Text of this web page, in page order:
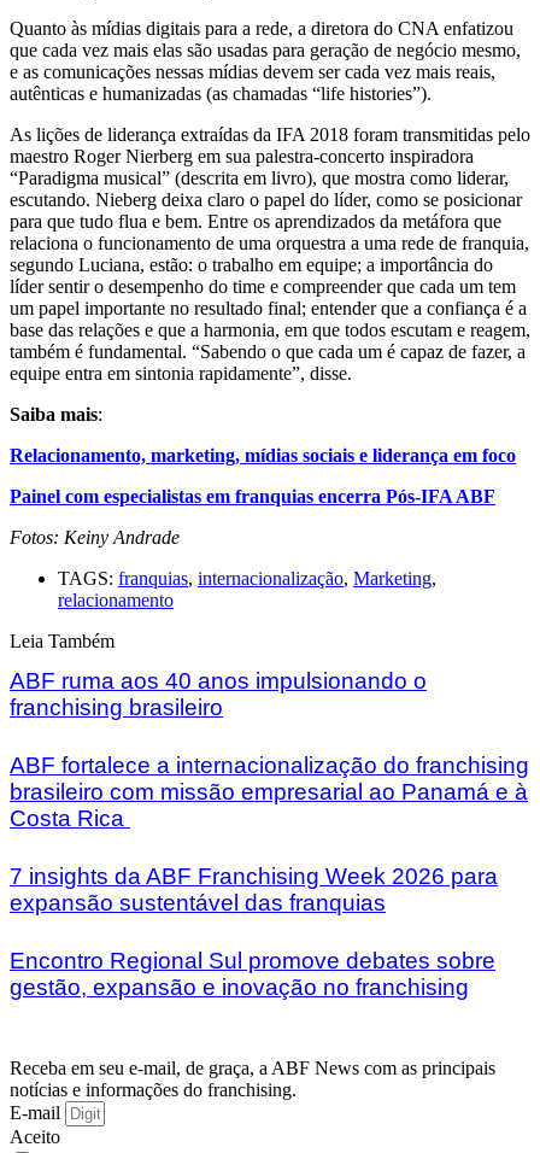
Quanto às mídias digitais para a rede, a diretora do CNA enfatizou
que cada vez mais elas são usadas para geração de negócio mesmo,
e as comunicações nessas mídias devem ser cada vez mais reais,
autênticas e humanizadas (as chamadas “life histories”).
As lições de liderança extraídas da IFA 2018 foram transmitidas pelo
maestro Roger Nierberg em sua palestra-concerto inspiradora
“Paradigma musical” (descrita em livro), que mostra como liderar,
escutando. Nieberg deixa claro o papel do líder, como se posicionar
para que tudo flua e bem. Entre os aprendizados da metáfora que
relaciona o funcionamento de uma orquestra a uma rede de franquia,
segundo Luciana, estão: o trabalho em equipe; a importância do
líder sentir o desempenho do time e compreender que cada um tem
um papel importante no resultado final; entender que a confiança é a
base das relações e que a harmonia, em que todos escutam e reagem,
também é fundamental. “Sabendo o que cada um é capaz de fazer, a
equipe entra em sintonia rapidamente”, disse.
Saiba mais:
Relacionamento, marketing, mídias sociais e liderança em foco
Painel com especialistas em franquias encerra Pós-IFA ABF
Fotos: Keiny Andrade
TAGS: franquias, internacionalização, Marketing,
relacionamento
Leia Também
ABF ruma aos 40 anos impulsionando o
franchising brasileiro
ABF fortalece a internacionalização do franchising
brasileiro com missão empresarial ao Panamá e à
Costa Rica
7 insights da ABF Franchising Week 2026 para
expansão sustentável das franquias
Encontro Regional Sul promove debates sobre
gestão, expansão e inovação no franchising
Receba em seu e-mail, de graça, a ABF News com as principais
notícias e informações do franchising.
E-mail
Aceito